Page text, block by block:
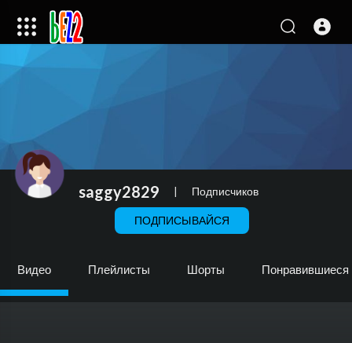
saggy2829 | Подписчиков
ПОДПИСЫВАЙСЯ
Видео Плейлисты Шорты Понравившиеся